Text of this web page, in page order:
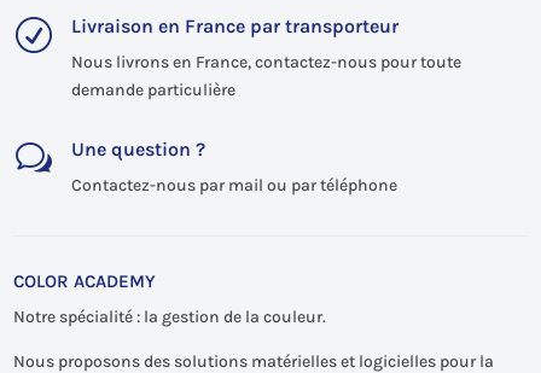
R Livraison en France par transporteur
Nous livrons en France, contactez-nous pour toute
demande particulière
w Une question ?
Contactez-nous par mail ou par téléphone
COLOR ACADEMY
Notre spécialité : la gestion de la couleur.
Nous proposons des solutions matérielles et logicielles pour la